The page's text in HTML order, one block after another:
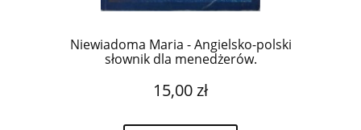
Niewiadoma Maria - Angielsko-polski
słownik dla menedżerów.
15,00 zł